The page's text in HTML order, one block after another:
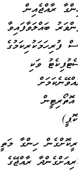
ރާއްޖެއިން
ބައްލަވާފައިވާ
ފުރިހަމަކުރިކަމުގެ
ވަކި
ހިންގާ މަތީ
ރާއްޖޭގެ